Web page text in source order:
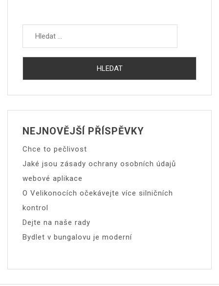
NEJNOVĚJŠÍ PŘÍSPĚVKY
Chce to pečlivost
Jaké jsou zásady ochrany osobních údajů
webové aplikace
O Velikonocích očekávejte více silničních
kontrol
Dejte na naše rady
Bydlet v bungalovu je moderní